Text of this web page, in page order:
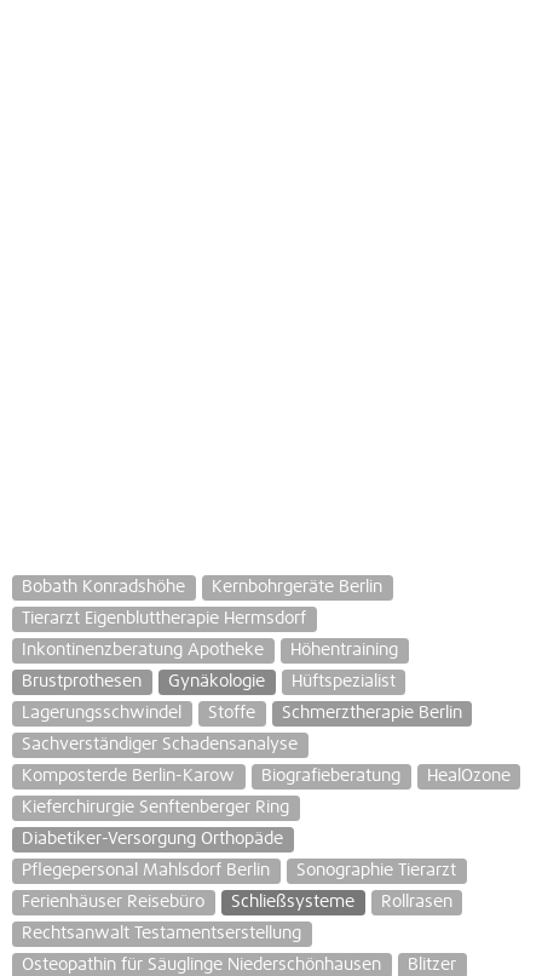
Bobath Konradshöhe
Kernbohrgeräte Berlin
Tierarzt Eigenbluttherapie Hermsdorf
Inkontinenzberatung Apotheke
Höhentraining
Brustprothesen
Gynäkologie
Hüftspezialist
Lagerungsschwindel
Stoffe
Schmerztherapie Berlin
Sachverständiger Schadensanalyse
Komposterde Berlin-Karow
Biografieberatung
HealOzone
Kieferchirurgie Senftenberger Ring
Diabetiker-Versorgung Orthopäde
Pflegepersonal Mahlsdorf Berlin
Sonographie Tierarzt
Ferienhäuser Reisebüro
Schließsysteme
Rollrasen
Rechtsanwalt Testamentserstellung
Osteopathin für Säuglinge Niederschönhausen
Blitzer